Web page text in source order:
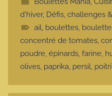
d'hiver, Défis, challenges
ail, boulettes,
concentré de tomates,
poudre, épinards, farine,
olives, paprika, persil,